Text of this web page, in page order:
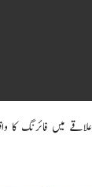
میں فائرنگ کا